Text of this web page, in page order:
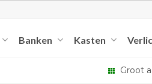
Banken Kasten
Groot